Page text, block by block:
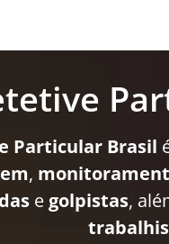
Particular Brasil
,
e golpistas,